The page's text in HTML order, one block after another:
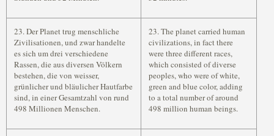
23. Der Planet trug menschliche
Zivilisationen, und zwar handelte
es sich um drei verschiedene
Rassen, die aus diversen Völkern
bestehen, die von weisser,
grünlicher und bläulicher Hautfarbe
sind, in einer Gesamtzahl von rund
498 Millionen Menschen.
23. The planet carried human
civilizations, in fact there
were three different races,
which consisted of diverse
peoples, who were of white,
green and blue color, adding
to a total number of around
498 million human beings.